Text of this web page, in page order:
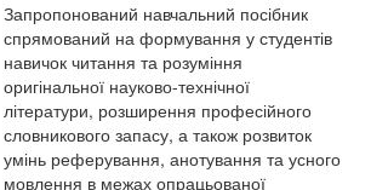
Запропонований навчальний посібник
спрямований на формування у студентів
навичок читання та розуміння
оригінальної науково-технічної
літератури, розширення професійного
словникового запасу, а також розвиток
умінь реферування, анотування та усного
мовлення в межах опрацьованої